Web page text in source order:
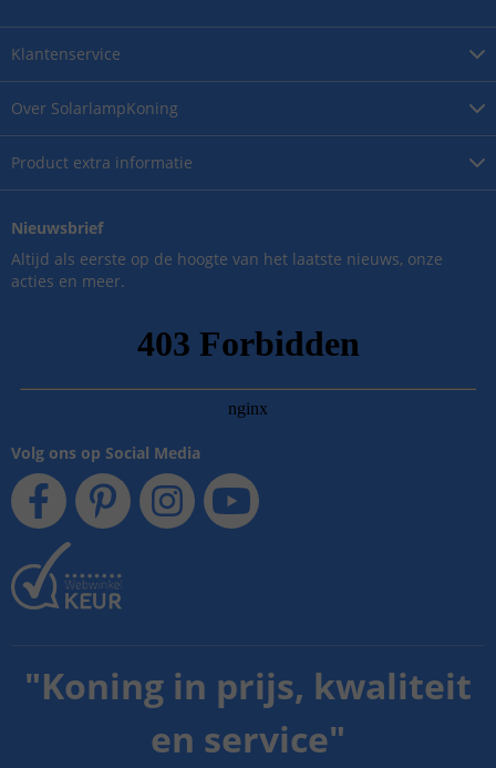
Over SolarlampKoning
Product extra informatie
Klantenservice
Nieuwsbrief
Altijd als eerste op de hoogte van het laatste nieuws, onze
acties en meer.
Volg ons op Social Media
"Koning in prijs, kwaliteit
en service"